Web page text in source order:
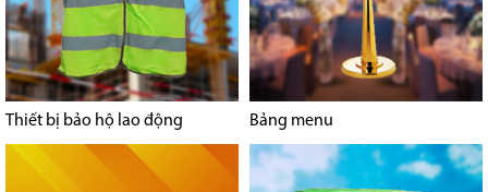
Thiết bị bảo hộ lao động Bảng menu